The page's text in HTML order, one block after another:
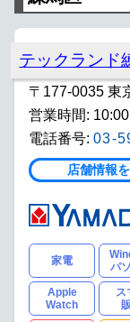
テックランド
〒177-0035 東
営業時間:
電話番号: 03-
店舗情報
家電
パ
Apple
Watch
ス